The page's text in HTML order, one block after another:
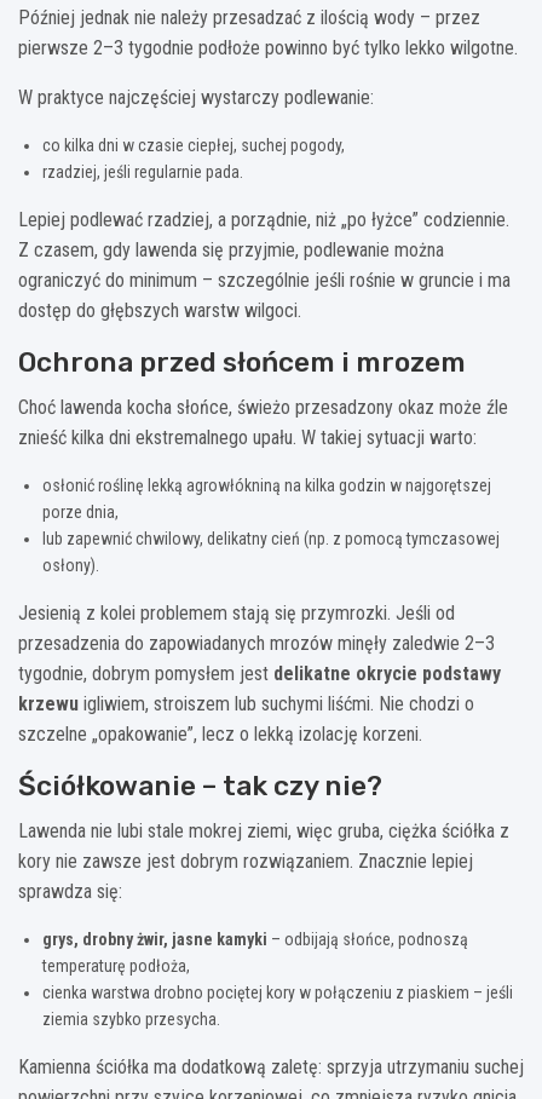
Później jednak nie należy przesadzać z ilością wody – przez
pierwsze 2–3 tygodnie podłoże powinno być tylko lekko wilgotne.
W praktyce najczęściej wystarczy podlewanie:
co kilka dni w czasie ciepłej, suchej pogody,
rzadziej, jeśli regularnie pada.
Lepiej podlewać rzadziej, a porządnie, niż „po łyżce” codziennie.
Z czasem, gdy lawenda się przyjmie, podlewanie można
ograniczyć do minimum – szczególnie jeśli rośnie w gruncie i ma
dostęp do głębszych warstw wilgoci.
Ochrona przed słońcem i mrozem
Choć lawenda kocha słońce, świeżo przesadzony okaz może źle
znieść kilka dni ekstremalnego upału. W takiej sytuacji warto:
osłonić roślinę lekką agrowłókniną na kilka godzin w najgorętszej
porze dnia,
lub zapewnić chwilowy, delikatny cień (np. z pomocą tymczasowej
osłony).
Jesienią z kolei problemem stają się przymrozki. Jeśli od
przesadzenia do zapowiadanych mrozów minęły zaledwie 2–3
tygodnie, dobrym pomysłem jest delikatne okrycie podstawy
krzewu igliwiem, stroiszem lub suchymi liśćmi. Nie chodzi o
szczelne „opakowanie”, lecz o lekką izolację korzeni.
Ściółkowanie – tak czy nie?
Lawenda nie lubi stale mokrej ziemi, więc gruba, ciężka ściółka z
kory nie zawsze jest dobrym rozwiązaniem. Znacznie lepiej
sprawdza się:
grys, drobny żwir, jasne kamyki – odbijają słońce, podnoszą
temperaturę podłoża,
cienka warstwa drobno pociętej kory w połączeniu z piaskiem – jeśli
ziemia szybko przesycha.
Kamienna ściółka ma dodatkową zaletę: sprzyja utrzymaniu suchej